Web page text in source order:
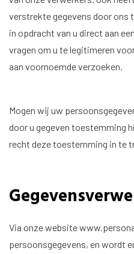
verstrekte gegevens door ons
in opdracht van u direct aan
vragen om u te legitimeren
aan voornoemde verzoeken.
Mogen wij uw
door u gegeven toestemming
recht deze toestemming in te
Via onze website
persoonsgegevens, en wordt